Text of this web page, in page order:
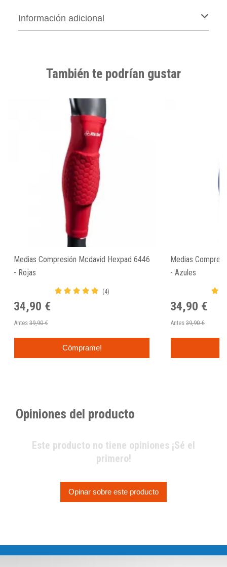
Información adicional
También te podrían gustar
Medias Compresión Mcdavid Hexpad 6446
- Rojas
(4)
34,90 €
Antes 39,90 €
Cómprame!
Medias
- Azules
34,90 €
Antes 39,90 €
Opiniones del producto
Este producto no tiene opiniones ¡Sé el
primero!
Opinar sobre este producto